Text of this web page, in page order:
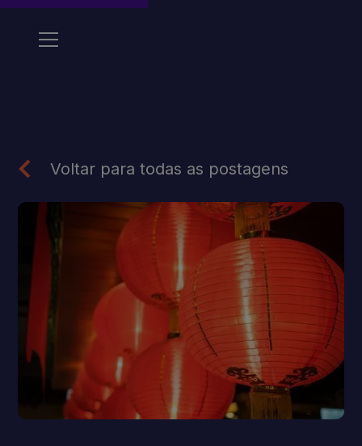
Voltar para todas as postagens